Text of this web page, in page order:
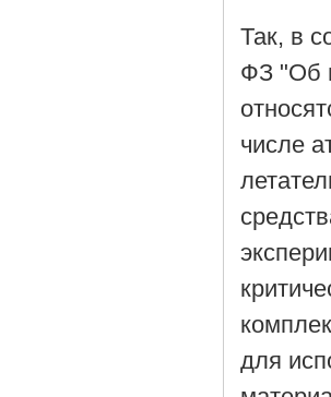
Так, в
ФЗ "Об
числе
для